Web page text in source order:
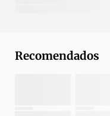
Recomendados